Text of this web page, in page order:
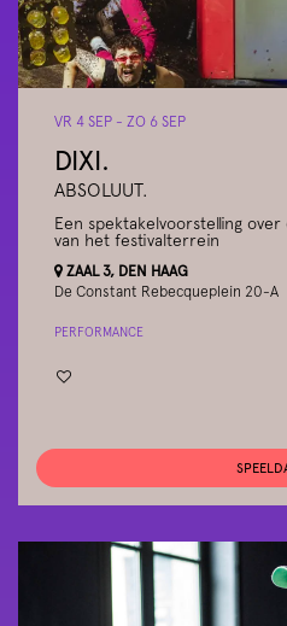
DIXI.
ABSOLUUT.
VR 4 SEP - ZO 6 SEP
Een spektakelvoorstelling
van het festivalterrein
ZAAL 3, DEN HAAG
De Constant Rebecqueplein 20-A
PERFORMANCE